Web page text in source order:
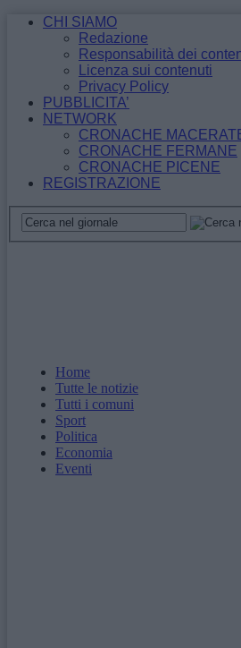
CHI SIAMO
Redazione
Responsabilità dei
Licenza sui contenuti
Privacy Policy
PUBBLICITA’
NETWORK
CRONACHE
CRONACHE FERMANE
CRONACHE PICENE
REGISTRAZIONE
Home
Tutte le notizie
Tutti i comuni
Sport
Politica
Economia
Eventi